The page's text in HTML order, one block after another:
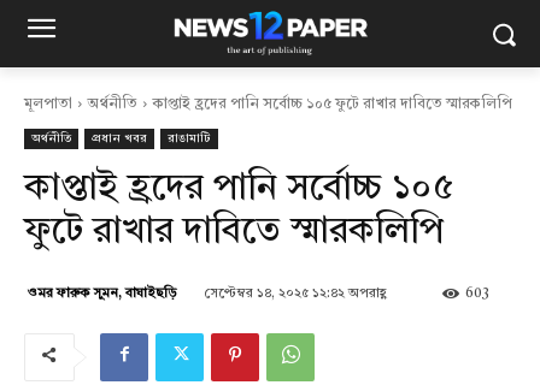
মূলপাতা অর্থনীতি কাপ্তাই হ্রদের পানি সর্বোচ্চ ১০৫ ফুটে রাখার দাবিতে স্মারকলিপি
অর্থনীতি প্রধান খবর রাঙামাটি
কাপ্তাই হ্রদের পানি সর্বোচ্চ ১০৫
ফুটে রাখার দাবিতে স্মারকলিপি
ওমর ফারুক সুমন, বাঘাইছড়ি সেপ্টেম্বর ১৪, ২০২৫ ১২:৪২ অপরাহ্ণ 603